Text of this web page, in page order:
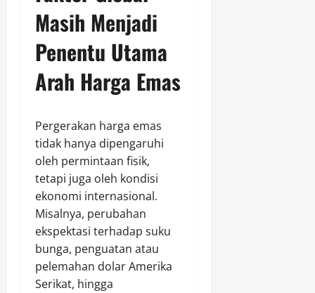
Masih Menjadi
Penentu Utama
Arah Harga Emas
Pergerakan harga emas
tidak hanya dipengaruhi
oleh permintaan fisik,
tetapi juga oleh kondisi
ekonomi internasional.
Misalnya, perubahan
ekspektasi terhadap suku
bunga, penguatan atau
pelemahan dolar Amerika
Serikat, hingga